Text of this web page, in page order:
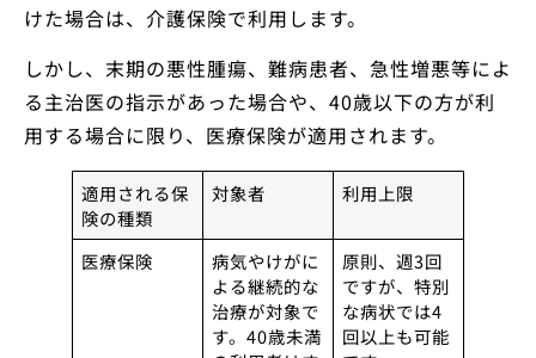
けた場合は、介護保険で利用します。
しかし、末期の悪性腫瘍、難病患者、急性増悪等によ
る主治医の指示があった場合や、40歳以下の方が利
用する場合に限り、医療保険が適用されます。
適用される保
険の種類
対象者 利用上限
医療保険
病気やけがに
よる継続的な
治療が対象で
す。40歳未満
原則、週3回
ですが、特別
な病状では4
回以上も可能